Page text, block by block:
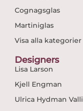
Cognagsglas
Martiniglas
Visa alla kategorier
Designers
Lisa Larson
Kjell Engman
Ulrica Hydman